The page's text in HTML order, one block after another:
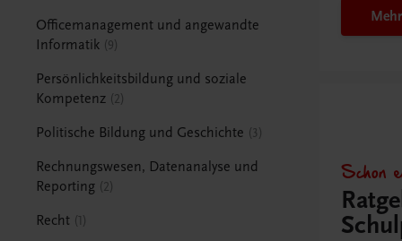
Officemanagement und angewandte
Informatik 9
Persönlichkeitsbildung und soziale
Kompetenz 2
Politische Bildung und Geschichte 3
Rechnungswesen, Datenanalyse und
Reporting 2
Recht 1
Schon